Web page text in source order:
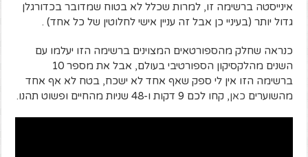
אינייסטה ברשימה זו, למרות שכלל לא בטוח שמדובר בכדורגלן
גדול יותר (בעיניי כן אבל זה עניין אישי לחלוטין של כל אחד) .
כנראה שחלק מהספורטאים המצוינים ברשימה הזו יעלמו עם
השנים מהלקסיקון הספורטיבי בעולם, אבל את מספר 10
ברשימה הזו אין לי ספק שאף אחד לא ישכח, בטח לא אף אחד
מהשוערים כאן, קחו לכם 9 דקות ו-48 שניות מהחיים ופשוט תהנו.